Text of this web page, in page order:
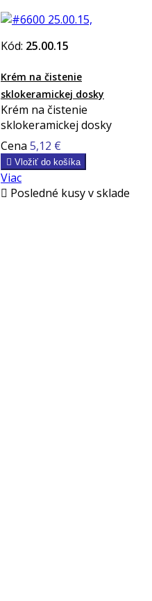
Kód: 25.00.15
Krém na čistenie
sklokeramickej dosky
Krém na čistenie
sklokeramickej dosky
Cena 5,12 €
 Vložiť do košíka
Viac
 Posledné kusy v sklade